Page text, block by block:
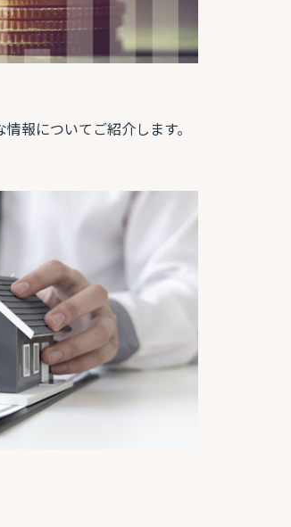
報についてご紹介します。